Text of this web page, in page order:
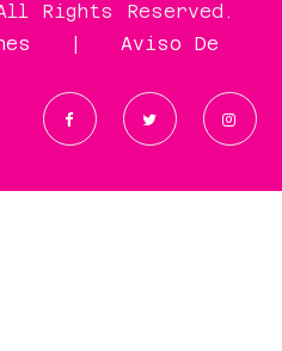
Rights Reserved.
Aviso De